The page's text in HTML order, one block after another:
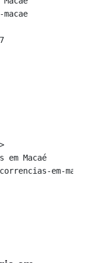
macae
em Macaé
em-